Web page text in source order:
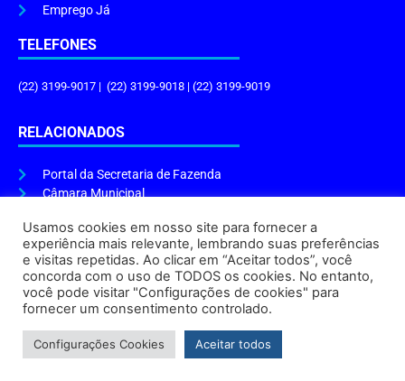
Emprego Já
TELEFONES
(22) 3199-9017 | (22) 3199-9018 | (22) 3199-9019
RELACIONADOS
Portal da Secretaria de Fazenda
Câmara Municipal
ENDEREÇO E HORÁRIO
Endereço:Praça Tiradentes, s/n – Centro, Cabo Frio – RJ, 28906-290
Atendimento do Protocolo Geral da Prefeitura:9h às 16h
Horário de Funcionamento:8h às 17h
Usamos cookies em nosso site para fornecer a
experiência mais relevante, lembrando suas preferências
e visitas repetidas. Ao clicar em “Aceitar todos”, você
concorda com o uso de TODOS os cookies. No entanto,
você pode visitar "Configurações de cookies" para
fornecer um consentimento controlado.
Configurações Cookies Aceitar todos